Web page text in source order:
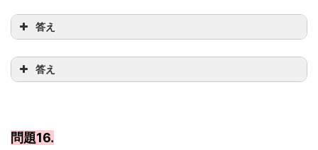
答え
答え
問題16.